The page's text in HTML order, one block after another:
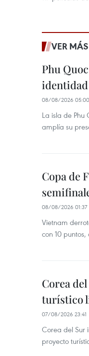
VER MÁS
Phu
08/08/2026 05:00
La isla de Phu
amplía su
Copa de
08/08/2026 01:37
Vietnam
con 10
Corea
turístico
07/08/2026 23:41
Corea del Sur
proyecto